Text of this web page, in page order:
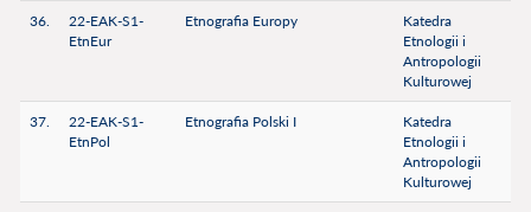
36.
22-EAK-S1-
EtnEur
Etnografia Europy
Katedra
Etnologii i
Antropologii
Kulturowej
37.
22-EAK-S1-
EtnPol
Etnografia Polski I
Katedra
Etnologii i
Antropologii
Kulturowej